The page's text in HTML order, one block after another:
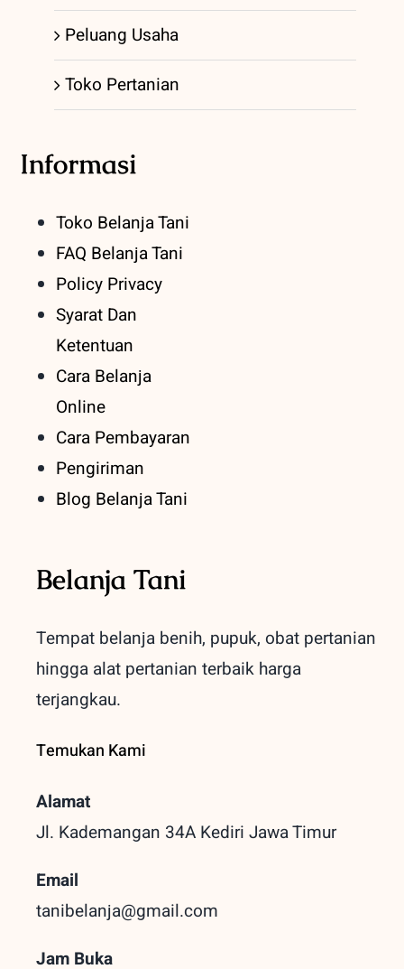
Peluang Usaha
Toko Pertanian
Informasi
Toko Belanja Tani
FAQ Belanja Tani
Policy Privacy
Syarat Dan
Ketentuan
Cara Belanja
Online
Cara Pembayaran
Pengiriman
Blog Belanja Tani
Belanja Tani
Tempat belanja benih, pupuk, obat pertanian
hingga alat pertanian terbaikharga
terjangkau.
Temukan Kami
Alamat
Jl. Kademangan 34A Kediri Jawa Timur
Email
tanibelanja@gmail.com
Jam Buka